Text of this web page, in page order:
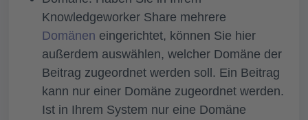
Knowledgeworker Share mehrere
Domänen eingerichtet, können Sie hier
außerdem auswählen, welcher Domäne der
Beitrag zugeordnet werden soll. Ein Beitrag
kann nur einer Domäne zugeordnet werden.
Ist in Ihrem System nur eine Domäne